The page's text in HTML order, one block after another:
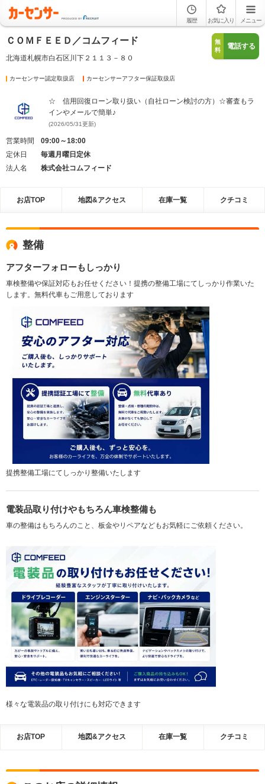
履歴 お気に入り メニュー
ＣＯＭＦＥＥＤ／コムフィード
北海道札幌市白石区川下２１１３－８０
無
料
電話する
カーセンサー認定取扱店 カーセンサーアフター保証取扱店
☆ 信用回復ローン取り扱い（自社ローン検討の方）☆審査もラ
インやメールで簡単♪
(2026/05/31更新)
営業時間
09:00～18:00
定休日
毎週月曜日定休
法人名
株式会社コムフィード
お店TOP 地図&アクセス 在庫一覧 クチコミ
整備
アフターフォローもしっかり
車検整備や保証対応もお任せください！提携の整備工場にてしっかり作業いた
します。無料代車もご用意しております
提携整備工場にてしっかり整備いたします
電装品取り付けやもちろん車検整備も
車の整備はもちろんのこと、板金やリペアなどもお気軽にご依頼ください。
様々な電装品の取り付けにも対応できます
お店TOP 地図&アクセス 在庫一覧 クチコミ